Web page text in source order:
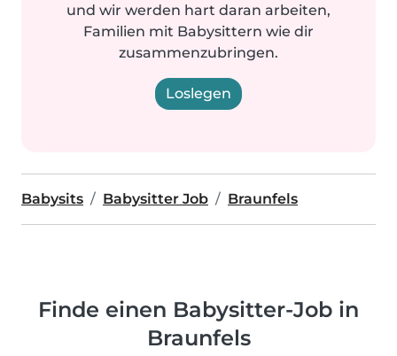
und wir werden hart daran arbeiten,
Familien mit Babysittern wie dir
zusammenzubringen.
Loslegen
Babysits Babysitter Job Braunfels
Finde einen Babysitter-Job in
Braunfels